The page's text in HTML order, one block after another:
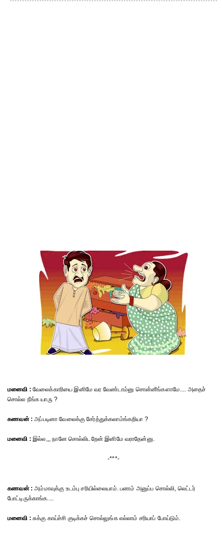
மனைவி : வேலைக்காரியை இனிமே வர வேண்டாம்னு சொன்னீங்களாமே.... அதைச்
சொல்ல நீங்க யாரு ?
கணவன் : அப்படினா வேலைக்கு சேர்த்துக்கலாம்ங்கறியா ?
மனைவி : இல்ல,,, நானே சொல்லிடறேன் இனிமே வராதேன்னு.
-***-
கணவன் : அம்மாவுக்கு உடம்பு சரியில்லையாம். பணம் அனுப்ப சொல்லி, லெட்டர்
போட்டிருக்காங்க....
மனைவி : சுக்கு காய்ச்சி குடிக்கச் சொல்லுங்க எல்லாம் சரியாப் போய்டும்.